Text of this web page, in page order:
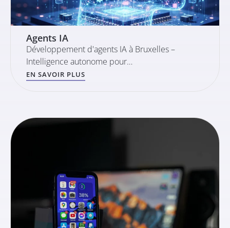
Agents IA
Développement d'agents IA à Bruxelles –
Intelligence autonome pour…
EN SAVOIR PLUS